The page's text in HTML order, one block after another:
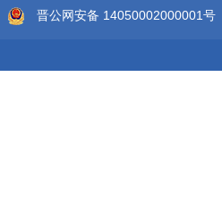
晋公网安备 14050002000001号